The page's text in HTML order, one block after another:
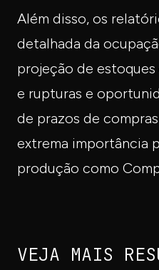
Além disso, os
detalhada da
projeção de
e rupturas e
de prazos de
extrema importância
produção como
VEJA MAIS